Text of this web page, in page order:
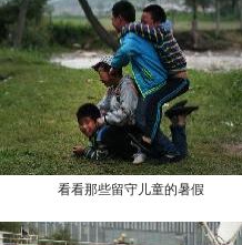
看看那些留守儿童的暑假